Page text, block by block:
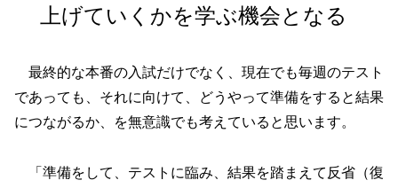
上げていくかを学ぶ機会となる
最終的な本番の入試だけでなく、現在でも毎週のテスト
であっても、それに向けて、どうやって準備をすると結果
につながるか、を無意識でも考えていると思います。
「準備をして、テストに臨み、結果を踏まえて反省（復